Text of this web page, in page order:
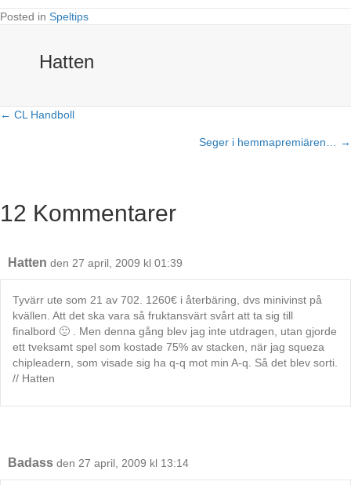
Posted in Speltips
Hatten
Posts
← CL Handboll
Seger i hemmapremiären… →
12 Kommentarer
Hatten den 27 april, 2009 kl 01:39
Tyvärr ute som 21 av 702. 1260€ i återbäring, dvs minivinst på
kvällen. Att det ska vara så fruktansvärt svårt att ta sig till
finalbord 🙁 . Men denna gång blev jag inte utdragen, utan gjorde
ett tveksamt spel som kostade 75% av stacken, när jag squeza
chipleadern, som visade sig ha q-q mot min A-q. Så det blev sorti.
// Hatten
Badass den 27 april, 2009 kl 13:14